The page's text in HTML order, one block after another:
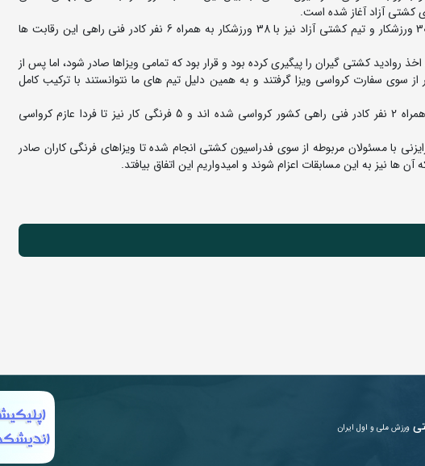
کشتی آزاد آغاز شده است.
وی تصریح کرد: قرار بود تیم کشتی فرنگی پیشکسوتان با 30 ورزشکار و تیم کشتی آزاد نیز با 38 ورزشکار به همراه 6 نفر کادر فنی راهی این رقابت ها
روادید کشتی گیران را پیگیری کرده بود و قرار بود که تمامی ویزاها صادر شود، اما پس از
وعده صادق 2 رویکرد آن ها تغییر کرد و تنها 25 نفر از سوی سفارت کرواسی ویزا گرفتند و به همین دلیل تیم های ما نتوانستند با ترکیب کامل
رئیس کمیته پیشکسوتان تصریح کرد: تاکنون 16 آزادکار به همراه 2 نفر کادر فنی راهی کشور کرواسی شده اند و 5 فرنگی کار نیز تا فردا عازم کرواسی
با مسئولان مربوطه از سوی فدراسیون کشتی انجام شده تا ویزاهای فرنگی کاران صادر
نیز به این مسابقات اعزام شوند و امیدواریم این اتفاق بیافتد.
ورزش ملی و اول ایران